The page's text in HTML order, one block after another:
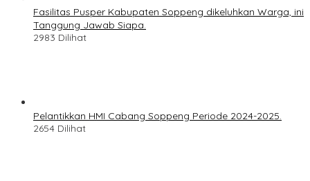
Fasilitas Pusper Kabupaten Soppeng dikeluhkan Warga, ini
Tanggung Jawab Siapa.
2983 Dilihat
Pelantikkan HMI Cabang Soppeng Periode 2024-2025.
2654 Dilihat